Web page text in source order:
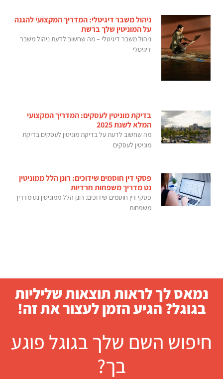
ניהול משבר דיגיטלי: המדריך המקצועי להגנה
על המוניטין שלך ברשת
ניהול משבר דיגיטלי – מה שחשוב לדעת ניהול משבר
דיגיטלי
בדיקת מוניטין לעסקים: המדריך המקצועי
המלא לשנת 2025
מה שחשוב לדעת על בדיקת מוניטין לעסקים בדיקת
מוניטין לעסקים
פסקי דין חוסמים שידוכים: רונן הלל ממוניטין
נט מדריך משפחות חרדיות
פסקי דין חוסמים שידוכים: רונן הלל ממוניטין נט מדריך
משפחות
נמאס לך לראות תוצאות שליליות
בגוגל? הגיע הזמן לעצור את זה!
חיפוש השם שלך בגוגל פוגע
בך?